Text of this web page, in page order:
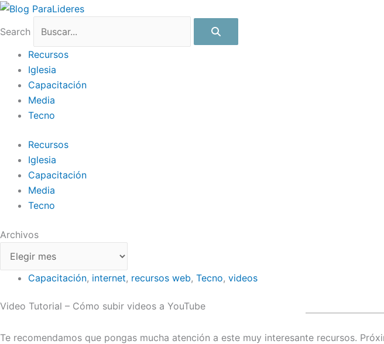
Ir
contenido
Search
Recursos
Iglesia
Capacitación
Media
Tecno
Recursos
Iglesia
Capacitación
Media
Tecno
Archivos
Archivos
Capacitación, internet, recursos web, Tecno, videos
Video Tutorial – Cómo subir videos a YouTube
Te recomendamos que pongas mucha atención a este muy interesante recursos.